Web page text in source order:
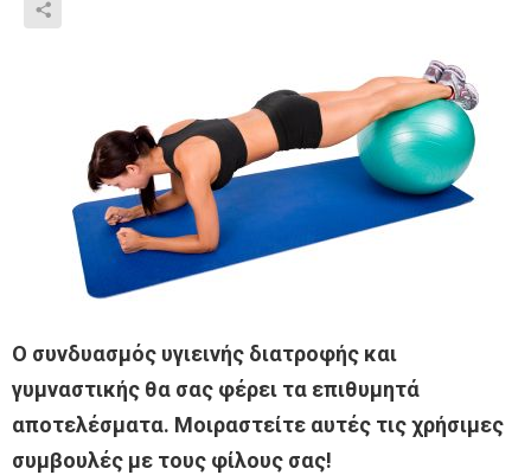
Ο συνδυασμός υγιεινής διατροφής και
γυμναστικής θα σας φέρει τα επιθυμητά
αποτελέσματα. Μοιραστείτε αυτές τις χρήσιμες
συμβουλές με τους φίλους σας!